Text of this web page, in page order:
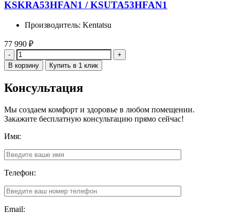
KSKRA53HFAN1 / KSUTA53HFAN1
Производитель: Kentatsu
77 990 ₽
Количество
В корзину Купить в 1 клик
Консультация
Мы создаем комфорт и здоровье в любом помещении.
Закажите бесплатную консультацию прямо сейчас!
Имя:
Телефон:
Email: